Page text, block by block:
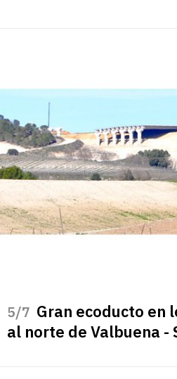
/7 Gran ecoducto en
al norte de Valbuena -